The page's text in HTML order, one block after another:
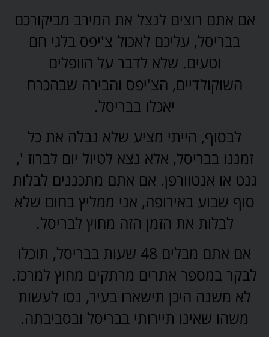
אם אתם רוצים לנצל את המירב מביקורכם
בבריסל, עליכם לאכול צ'יפס בלגי חם
וטעים. שלא לדבר על הוופלים
השוקולדיים, הצ'יפס והבירה שבהכרח
יאכלו בבריסל.
לבסוף, הייתי מציע שלא נבלה את כל
זמננו בבריסל, אלא נצא לטיול יום לברוז ',
גנט או אנטוורפן. אם אתם מתכננים לבלות
סוף שבוע באירופה, אני ממליץ בחום שלא
לבלות את הזמן הזה מחוץ לבריסל.
אם אתם מבלים 48 שעות בבריסל, תוכלו
לבקר במספר אתרים מרתקים מחוץ למרכז.
לא משנה היכן תישארו בעיר, נסו לעשות
משהו שאינו תיירותי בבריסל ובסביבתה.